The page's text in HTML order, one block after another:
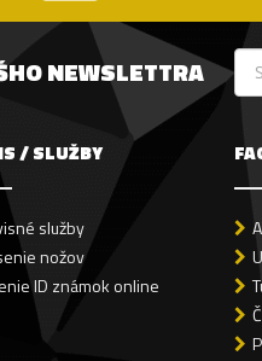
NEWSLETTRA
/ SLUŽBY
služby
nožov
ID známok online